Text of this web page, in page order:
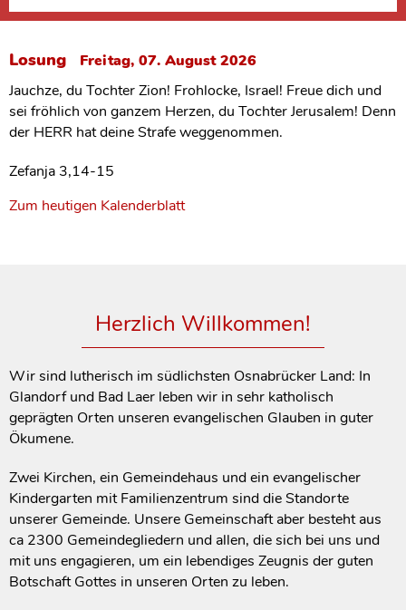
Mehr erfahren
Losung
Freitag, 07. August 2026
Jauchze, du Tochter Zion! Frohlocke, Israel! Freue dich und
sei fröhlich von ganzem Herzen, du Tochter Jerusalem! Denn
Losung
Freitag, 07. August 2026
Jauchze, du Tochter Zion! Frohlocke, Israel! Freue dich und
sei fröhlich von ganzem Herzen, du Tochter Jerusalem! Denn
der HERR hat deine Strafe weggenommen.
Zefanja 3,14-15
Zum heutigen Kalenderblatt
Losung
Freitag, 07. August 2026
Jauchze, du Tochter Zion! Frohlocke, Israel! Freue dich und
sei fröhlich von ganzem Herzen, du Tochter Jerusalem! Denn
der HERR hat deine Strafe weggenommen.
Zefanja 3,14-15
Zum heutigen Kalenderblatt
Losung
Freitag, 07. August 2026
Jauchze, du Tochter Zion! Frohlocke, Israel! Freue dich und
sei fröhlich von ganzem Herzen, du Tochter Jerusalem! Denn
der HERR hat deine Strafe weggenommen.
Zefanja 3,14-15
Zum heutigen Kalenderblatt
Herzlich Willkommen!
Wir sind lutherisch im südlichsten Osnabrücker Land: In
Glandorf und Bad Laer leben wir in sehr katholisch
geprägten Orten unseren evangelischen Glauben in guter
Ökumene.
Zwei Kirchen, ein Gemeindehaus und ein evangelischer
Kindergarten mit Familienzentrum sind die Standorte
unserer Gemeinde. Unsere Gemeinschaft aber besteht aus
ca 2300 Gemeindegliedern und allen, die sich bei uns und
mit uns engagieren, um ein lebendiges Zeugnis der guten
Botschaft Gottes in unseren Orten zu leben.